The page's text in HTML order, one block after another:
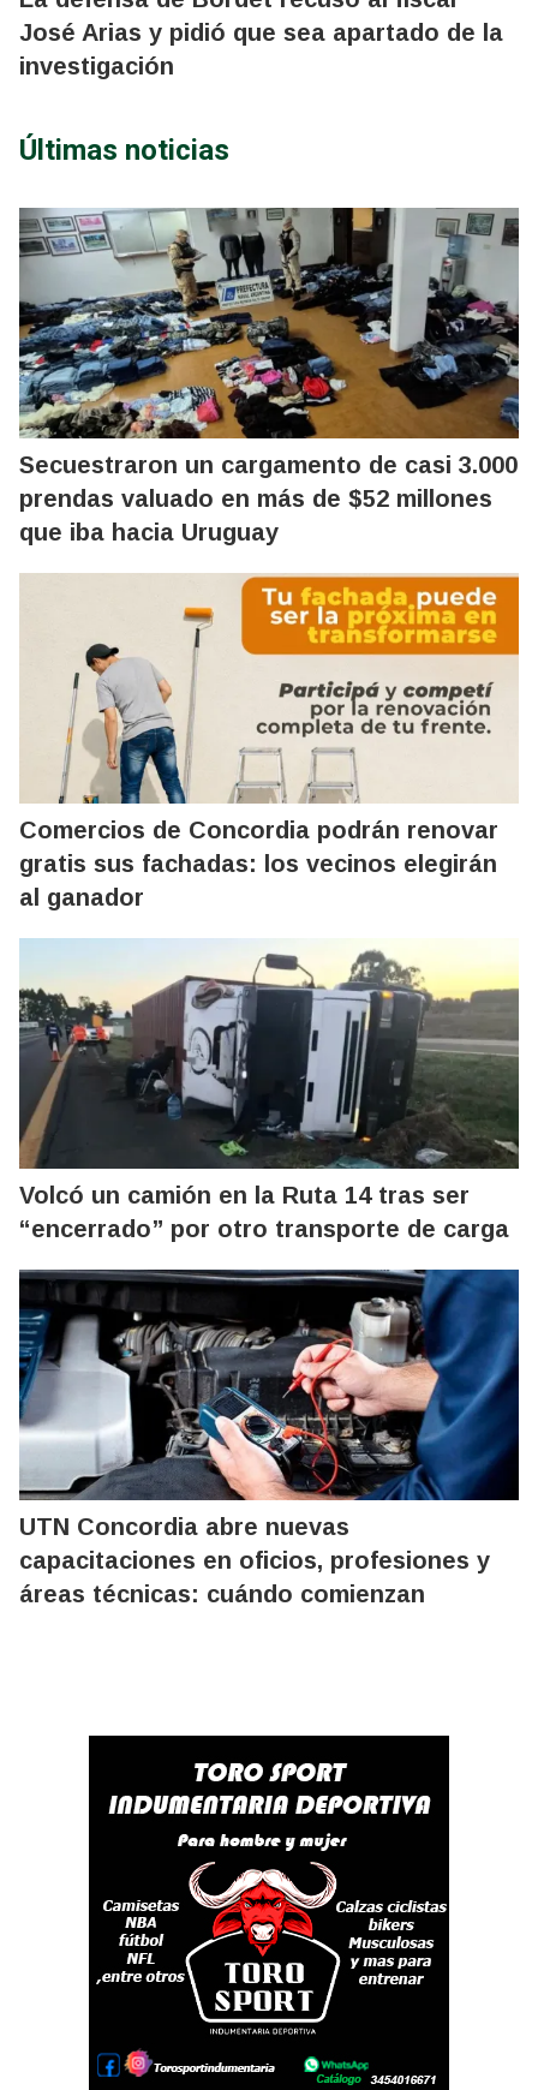
José Arias y pidió que sea apartado de la
investigación
Últimas noticias
Secuestraron un cargamento de casi 3.000
prendas valuado en más de $52 millones
que iba hacia Uruguay
Comercios de Concordia podrán renovar
gratis sus fachadas: los vecinos elegirán
al ganador
Volcó un camión en la Ruta 14 tras ser
“encerrado” por otro transporte de carga
UTN Concordia abre nuevas
capacitaciones en oficios, profesiones y
áreas técnicas: cuándo comienzan